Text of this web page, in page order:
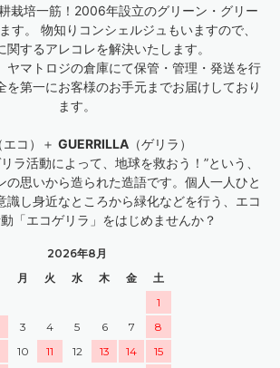
栽培一筋！2006年設立のグリーン・グリー
す。 物知りコンシェルジュもいますので、
関するアレコレを解決いたします。
ヤマトロジの倉庫にて保管・管理・発送を行
を第一にお客様のお手元までお届けしており
ます。
エコ）＋ GUERRILLA（ゲリラ）
ラ活動によって、地球を救おう！”という、
の思いから造られた造語です。個人一人ひと
識し身近なところから緑化などを行う、エコ
「エコゲリラ」をはじめませんか？
2026年8月
月 火 水 木 金
土
1
3 4 5 6 7
8
10 11 12 13 14
15